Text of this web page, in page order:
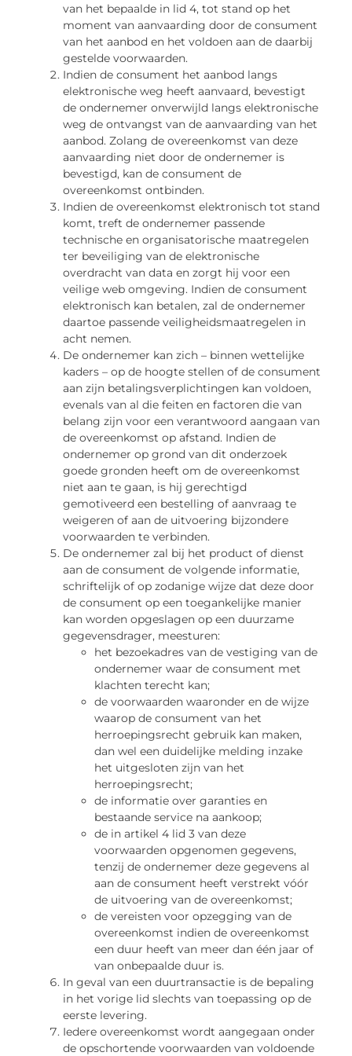
van het bepaalde in lid 4, tot stand op het
moment van aanvaarding door de consument
van het aanbod en het voldoen aan de daarbij
gestelde voorwaarden.
Indien de consument het aanbod langs
elektronische weg heeft aanvaard, bevestigt
de ondernemer onverwijld langs elektronische
weg de ontvangst van de aanvaarding van het
aanbod. Zolang de overeenkomst van deze
aanvaarding niet door de ondernemer is
bevestigd, kan de consument de
overeenkomst ontbinden.
Indien de overeenkomst elektronisch tot stand
komt, treft de ondernemer passende
technische en organisatorische maatregelen
ter beveiliging van de elektronische
overdracht van data en zorgt hij voor een
veilige web omgeving. Indien de consument
elektronisch kan betalen, zal de ondernemer
daartoe passende veiligheidsmaatregelen in
acht nemen.
De ondernemer kan zich – binnen wettelijke
kaders – op de hoogte stellen of de consument
aan zijn betalingsverplichtingen kan voldoen,
evenals van al die feiten en factoren die van
belang zijn voor een verantwoord aangaan van
de overeenkomst op afstand. Indien de
ondernemer op grond van dit onderzoek
goede gronden heeft om de overeenkomst
niet aan te gaan, is hij gerechtigd
gemotiveerd een bestelling of aanvraag te
weigeren of aan de uitvoering bijzondere
voorwaarden te verbinden.
De ondernemer zal bij het product of dienst
aan de consument de volgende informatie,
schriftelijk of op zodanige wijze dat deze door
de consument op een toegankelijke manier
kan worden opgeslagen op een duurzame
gegevensdrager, meesturen:
het bezoekadres van de vestiging van de
ondernemer waar de consument met
klachten terecht kan;
de voorwaarden waaronder en de wijze
waarop de consument van het
herroepingsrecht gebruik kan maken,
dan wel een duidelijke melding inzake
het uitgesloten zijn van het
herroepingsrecht;
de informatie over garanties en
bestaande service na aankoop;
de in artikel 4 lid 3 van deze
voorwaarden opgenomen gegevens,
tenzij de ondernemer deze gegevens al
aan de consument heeft verstrekt vóór
de uitvoering van de overeenkomst;
de vereisten voor opzegging van de
overeenkomst indien de overeenkomst
een duur heeft van meer dan één jaar of
van onbepaalde duur is.
In geval van een duurtransactie is de bepaling
in het vorige lid slechts van toepassing op de
eerste levering.
Iedere overeenkomst wordt aangegaan onder
de opschortende voorwaarden van voldoende